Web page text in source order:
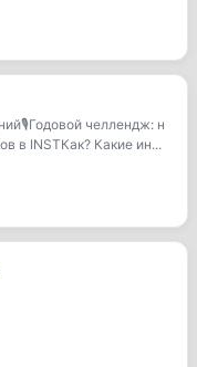
челлендж: н
в INSTКак? Какие ин...